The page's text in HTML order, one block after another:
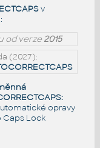
v
od verze2015
(2027):
opravy
Lock